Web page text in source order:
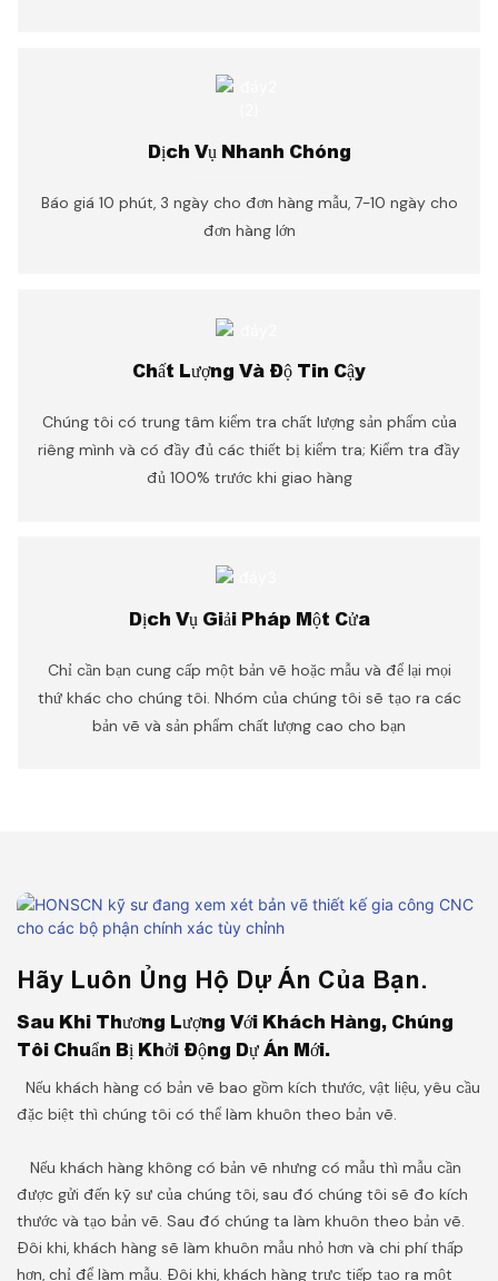
Dịch Vụ Nhanh Chóng
Báo giá 10 phút, 3 ngày cho đơn hàng mẫu, 7-10 ngày cho
đơn hàng lớn
Chất Lượng Và Độ Tin Cậy
Chúng tôi có trung tâm kiểm tra chất lượng sản phẩm của
riêng mình và có đầy đủ các thiết bị kiểm tra; Kiểm tra đầy
đủ 100% trước khi giao hàng
Dịch Vụ Giải Pháp Một Cửa
Chỉ cần bạn cung cấp một bản vẽ hoặc mẫu và để lại mọi
thứ khác cho chúng tôi. Nhóm của chúng tôi sẽ tạo ra các
bản vẽ và sản phẩm chất lượng cao cho bạn
Hãy Luôn Ủng Hộ Dự Án Của Bạn.
Sau Khi Thương Lượng Với Khách Hàng, Chúng
Tôi Chuẩn Bị Khởi Động Dự Án Mới.
Nếu khách hàng có bản vẽ bao gồm kích thước, vật liệu, yêu cầu
đặc biệt thì chúng tôi có thể làm khuôn theo bản vẽ.
Nếu khách hàng không có bản vẽ nhưng có mẫu thì mẫu cần
được gửi đến kỹ sư của chúng tôi, sau đó chúng tôi sẽ đo kích
thước và tạo bản vẽ. Sau đó chúng ta làm khuôn theo bản vẽ.
Đôi khi, khách hàng sẽ làm khuôn mẫu nhỏ hơn và chi phí thấp
hơn, chỉ để làm mẫu. Đôi khi, khách hàng trực tiếp tạo ra một